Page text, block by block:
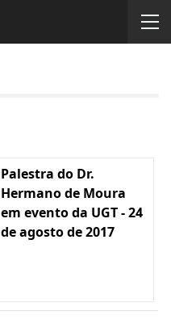
Palestra do Dr.
Hermano de Moura
em evento da UGT - 24
de agosto de 2017